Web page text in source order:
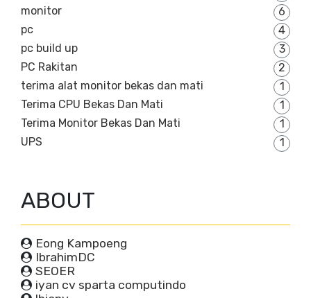
monitor
6
pc
4
pc build up
3
PC Rakitan
2
terima alat monitor bekas dan mati
1
Terima CPU Bekas Dan Mati
1
Terima Monitor Bekas Dan Mati
1
UPS
1
ABOUT
Eong Kampoeng
IbrahimDC
SEOER
iyan cv sparta computindo